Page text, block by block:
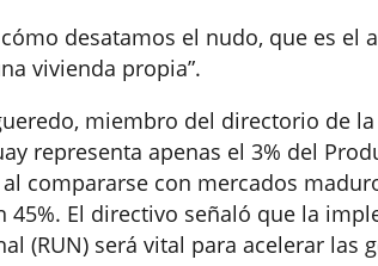
desatamos el nudo, que es el
vivienda propia”.
miembro del directorio de
representa apenas el 3% del
compararse con mercados
45%. El directivo señaló que la
(RUN) será vital para acelerar las